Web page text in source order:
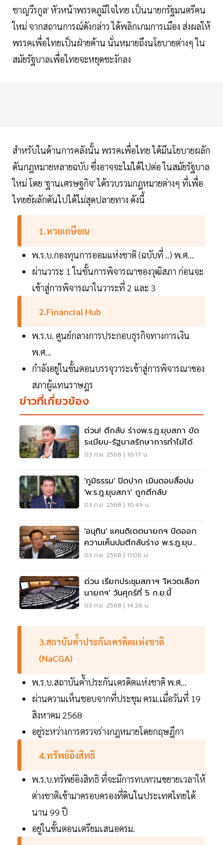
ชาญวีรกูล' หัวหน้าพรรคภูมิใจไทย เป็นนายกรัฐมนตรีคน
ใหม่ จากสถานการณ์ดังกล่าว ได้พลิกเกมการเมือง ส่งผลให้
พรรคเพื่อไทยเป็นฝ่ายค้าน นั่นหมายถึงนโยบายต่างๆ ใน
สมัยรัฐบาลเพื่อไทยจะหยุดชะงักลง
สำหรับในด้านการคลังนั้น พรรคเพื่อไทย ได้มีนโยบายผลัก
ดันกฎหมายหลายฉบับ ซึ่งอาจจะไม่ได้ไปต่อ ในสมัยรัฐบาล
ใหม่ โดย 'ฐานเศรษฐกิจ' ได้รวบรวมกฎหมายต่างๆ ที่เพื่อ
ไทยยัผลักดันไปได้ไม่สุดปลายทาง ดังนี้
1.หวยเกษียณ
พ.ร.บ.กองทุนการออมแห่งชาติ (ฉบับที่ ..) พ.ศ…
ผ่านวาระ 1 ในชั้นการพิจารณาของวุฒิสภา ก่อนจะ
เข้าสู่การพิจารณาในวาระที่ 2 และ 3
2.Financial Hub
พ.ร.บ. ศูนย์กลางการประกอบธุรกิจทางการเงิน
พ.ศ…
กำลังอยู่ในขั้นตอนบรรจุวาระเข้าสู่การพิจารณาของ
สภาผู้แทนราษฎร
ข่าวที่เกี่ยวข้อง
ด่วน! ตีกลับ ร่างพ.ร.ฎ.ยุบสภา ขัด
ระเบียบ-รัฐบาลรักษาการทำไม่ได้
03 ก.ย. 2568 | 10:17 น.
'ภูมิธรรม' ปิดปาก เมินตอบสื่อปม
'พ.ร.ฎ.ยุบสภา' ถูกตีกลับ
03 ก.ย. 2568 | 10:49 น.
'อนุทิน' แคนดิเดตนายกฯ ปัดออก
ความเห็นปมตีกลับร่าง พ.ร.ฎ.ยุบ
สภา
03 ก.ย. 2568 | 11:00 น.
ด่วน เรียกประชุมสภาฯ 'โหวตเลือก
นายกฯ' วันศุกร์ที่ 5 ก.ย.นี้
03 ก.ย. 2568 | 14:26 น.
3.สถาบันค้ำประกันเครดิตแห่งชาติ
(NaCGA)
พ.ร.บ.สถาบันค้ำประกันเครดิตแห่งชาติ พ.ศ...
ผ่านความเห็นชอบจากที่ประชุม ครม.เมื่อวันที่ 19
สิงหาคม 2568
อยู่ระหว่างการตรวจร่างกฎหมายโดยกฤษฎีกา
4.ทรัพย์อิงสิทธิ
พ.ร.บ.ทรัพย์อิงสิทธิ ที่จะมีการทบทวนขยายเวลาให้
ต่างชาติเข้ามาครอบครองที่ดินในประเทศไทยได้
นาน 99 ปี
อยู่ในขั้นตอนเตรียมเสนอครม.